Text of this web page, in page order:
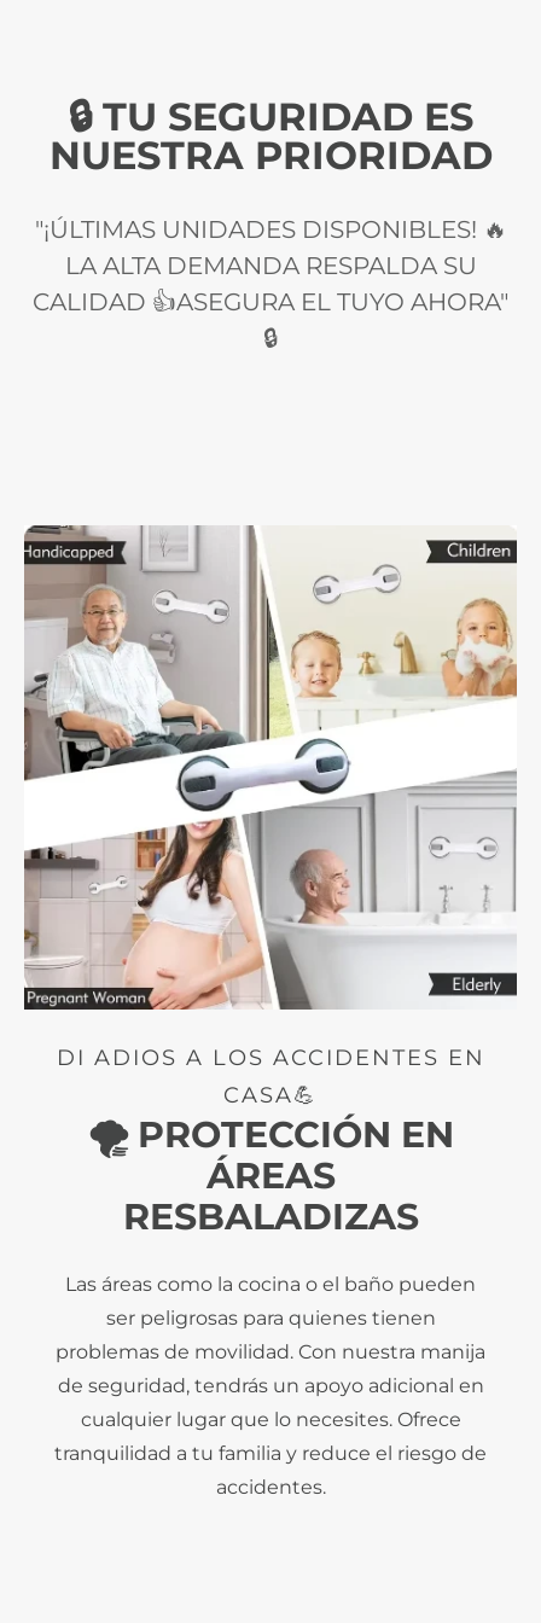
🔒 TU SEGURIDAD ES
NUESTRA PRIORIDAD
"¡ÚLTIMAS UNIDADES DISPONIBLES! 🔥
LA ALTA DEMANDA RESPALDA SU
CALIDAD 👍ASEGURA EL TUYO AHORA"
🔒
DI ADIOS A LOS ACCIDENTES EN
CASA💪
🌪️ PROTECCIÓN EN
ÁREAS
RESBALADIZAS
Las áreas como la cocina o el baño pueden
ser peligrosas para quienes tienen
problemas de movilidad. Con nuestra manija
de seguridad, tendrás un apoyo adicional en
cualquier lugar que lo necesites. Ofrece
tranquilidad a tu familia y reduce el riesgo de
accidentes.